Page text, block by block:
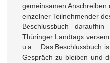
gemeinsamen
einzelner Teilnehmender
Beschlussbuch
Thüringer Landtags
u.a.: „Das Beschlussbuch
Gespräch zu bleiben und